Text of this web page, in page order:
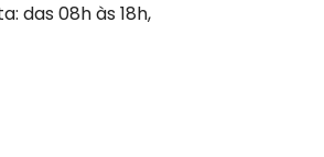
das 08h às 18h,